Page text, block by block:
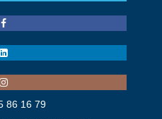
86 16 79